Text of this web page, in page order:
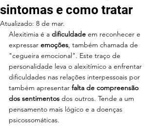
sintomas e como tratar
Atualizado: 8 de mar.
Alexitimia é a dificuldade em reconhecer e
expressar emoções, também chamada de
"cegueira emocional". Este traço de
personalidade leva o alexitímico a enfrentar
dificuldades nas relações interpessoais por
também apresentar falta de compreensão
dos sentimentos dos outros. Tende a um
pensamento mais lógico e a doenças
psicossomáticas.